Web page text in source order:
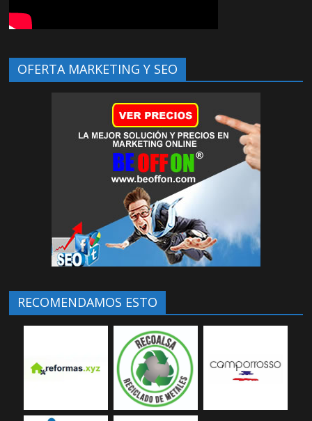
OFERTA MARKETING Y SEO
RECOMENDAMOS ESTO